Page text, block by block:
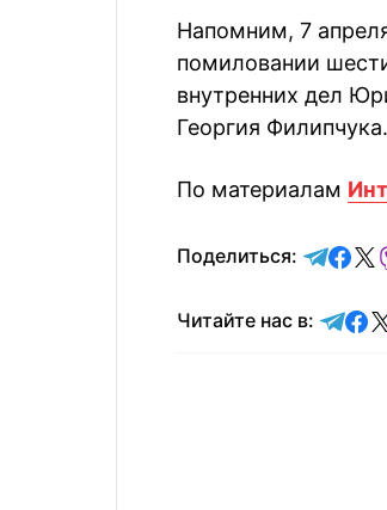
Напомним, 7
помиловании
внутренних дел
Георгия Филипчука.
По материалам
Поделиться:
Читайте нас в: